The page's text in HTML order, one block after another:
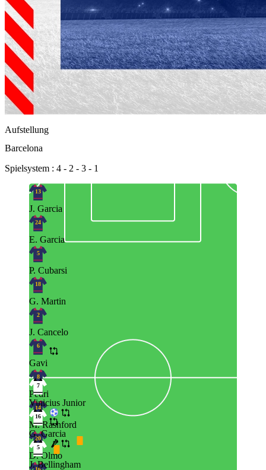
Aufstellung
Barcelona
Spielsystem : 4 - 2 - 3 - 1
13
J. Garcia
24
E. Garcia
5
P. Cubarsi
18
G. Martin
2
J. Cancelo
6
Gavi
8
Pedri
14
M. Rashford
20
D. Olmo
7
Vinicius Junior
16
G. Garcia
5
J. Bellingham